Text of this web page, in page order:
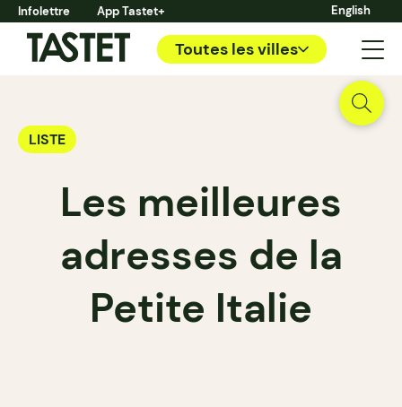
Infolettre App Tastet+ English
Toutes les villes
LISTE
Les meilleures
adresses de la
Petite Italie